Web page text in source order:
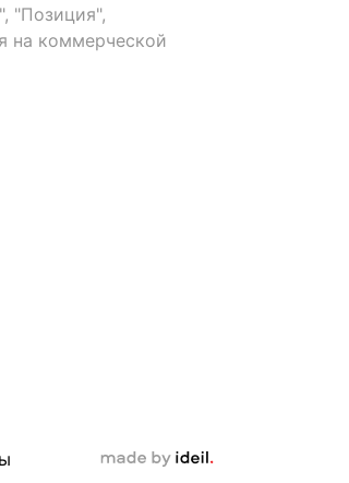
"Позиция",
на коммерческой